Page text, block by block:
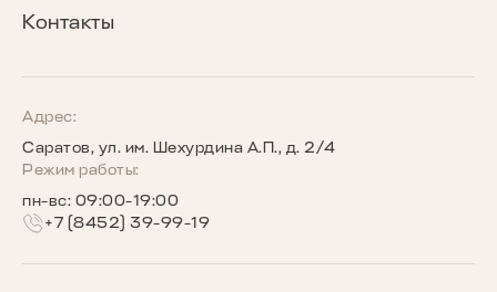
Кредитные программы
Программы страхования
Гарантия
Запись на сервис
Награды TENET
Сообщество владельцев TENET
Беговое сообщество TENET
Контакты
Адрес:
Саратов, ул. им. Шехурдина А.П., д. 2/4
Режим работы:
пн-вс: 09:00-19:00
+7 (8452) 39-99-19